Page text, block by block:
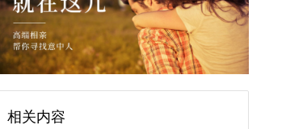
相关内容